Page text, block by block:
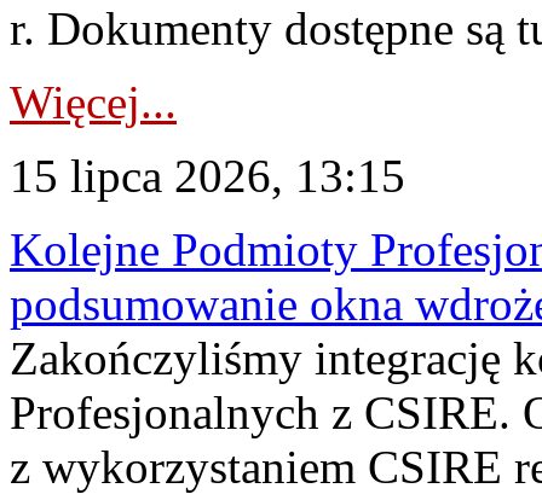
r. Dokumenty dostępne są
Więcej...
15 lipca 2026, 13:15
Kolejne Podmioty
podsumowanie okna
Zakończyliśmy integrację
Profesjonalnych z CSIRE.
z wykorzystaniem CSIRE